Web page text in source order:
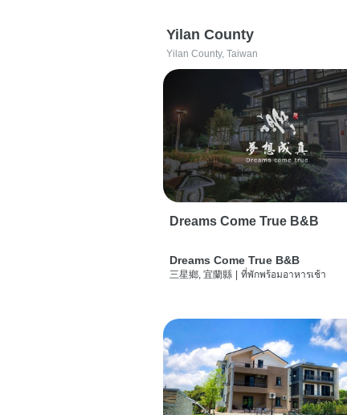
Yilan County
Yilan County, Taiwan
Dreams Come True B&B
Dreams Come True B&B
三星鄉, 宜蘭縣 | ที่พักพร้อมอาหารเช้า